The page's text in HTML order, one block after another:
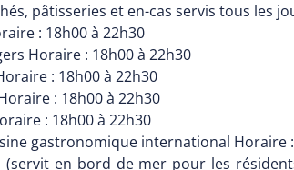
pâtisseries et en-cas servis tous les
: 18h00 à 22h30
Horaire : 18h00 à 22h30
: 18h00 à 22h30
: 18h00 à 22h30
: 18h00 à 22h30
gastronomique international Horaire
en bord de mer pour les